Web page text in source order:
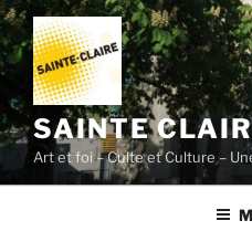
Aller
au
contenu
principal
SAINTE
Art et foi – Culte et Culture –